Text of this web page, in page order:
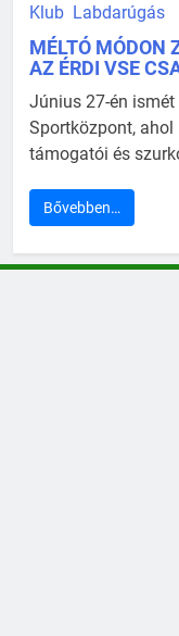
Klub Labdarúgás
MÉLTÓ MÓDON
AZ ÉRDI VSE
Június 27-én ismét
Sportközpont, ahol
támogatói és
Bővebben…